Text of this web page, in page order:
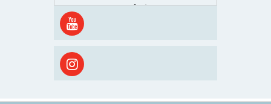
Men inden det går løs med en
spændende og aktivt
efterårsæson, så går turen først
ud i solen, ned til vandet og ind i
skyggen igen. Danish.Care holder
sommerlukket i uge 29 + 30.